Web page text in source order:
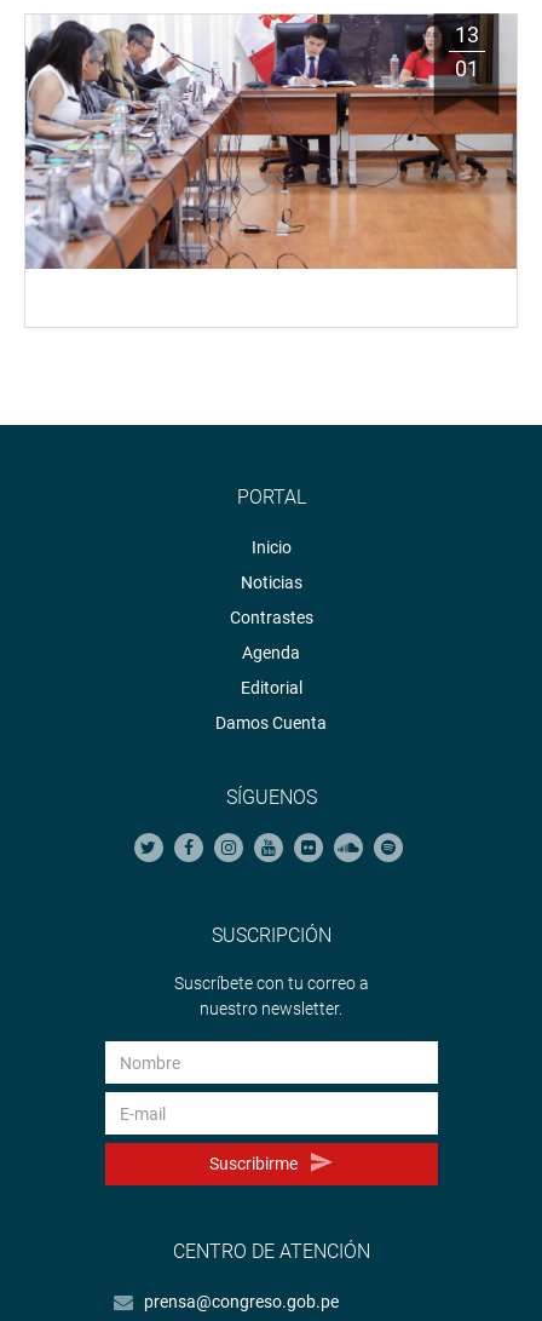
13
01
PORTAL
Inicio
Noticias
Contrastes
Agenda
Editorial
Damos Cuenta
SÍGUENOS
SUSCRIPCIÓN
Suscríbete con tu correo a
nuestro newsletter.
Suscribirme
CENTRO DE ATENCIÓN
prensa@congreso.gob.pe